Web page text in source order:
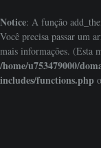
Notice: A função
Você precisa passar um
mais informações. (Esta
/home/u753479000/
includes/functions.php